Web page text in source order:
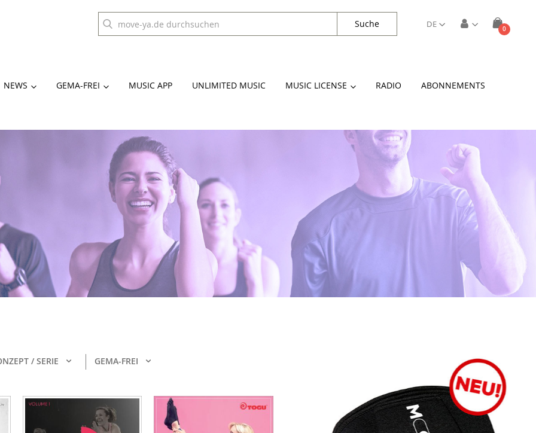
Cart
0Artikel
DE
Suche
NEWS GEMA-FREI MUSIC APP UNLIMITED MUSIC MUSIC LICENSE RADIO ABONNEMENTS
/ SERIE GEMA-FREI